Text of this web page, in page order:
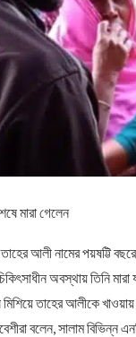
মারা গেলেন
আলী নামের পয়ষট্টি
অবস্থায় তিনি
মিশিয়ে তাহের আলীকে
বলেন, সালাম